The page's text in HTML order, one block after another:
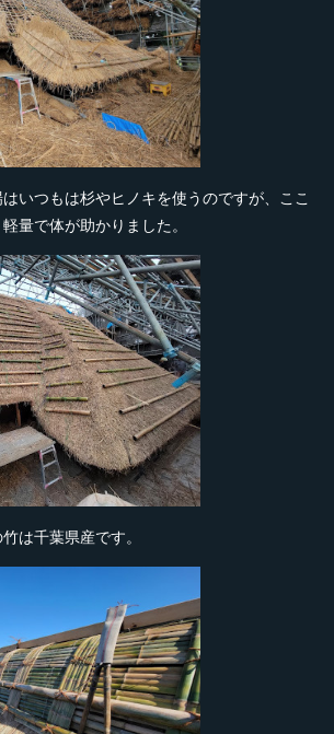
いつもは杉やヒノキを使うのですが、ここ
量で体が助かりました。
は千葉県産です。